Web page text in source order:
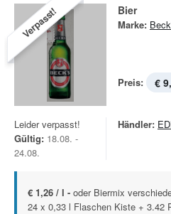
Verpasst! Bier
Marke:
Preis: €
Leider verpasst!
Gültig: 18.08. -
24.08.
Händler:
€ 1,26 / l - oder Biermix
24 x 0,33 l Flaschen Kiste + 3.42